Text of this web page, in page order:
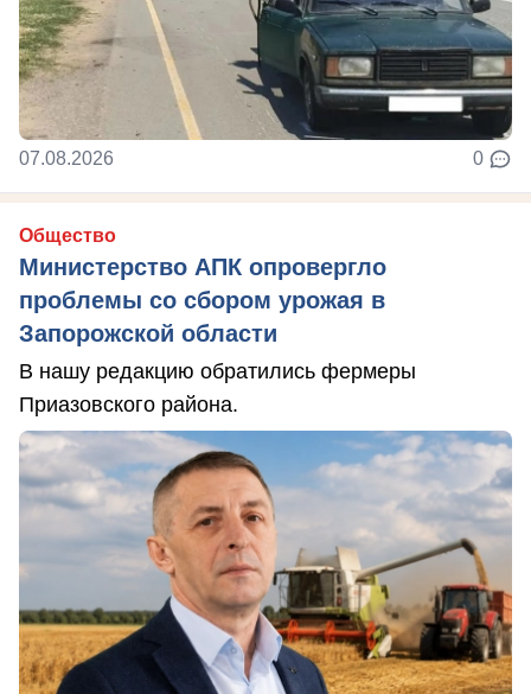
07.08.2026 0
Общество
Министерство АПК опровергло
проблемы со сбором урожая в
Запорожской области
В нашу редакцию обратились фермеры
Приазовского района.